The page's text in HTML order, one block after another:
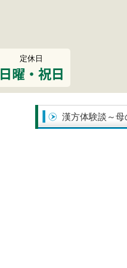
定休日
日曜・祝日
漢方体験談～